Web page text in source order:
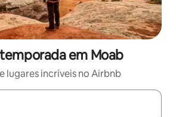
em Moab
lugares incríveis no Airbnb
estiverem disponíveis, explore-os